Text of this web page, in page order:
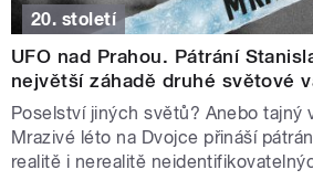
20. století
UFO nad Prahou. Pátrání
největší záhadě druhé světové
Poselství jiných světů? Anebo tajný
Mrazivé léto na Dvojce přináší
realitě i nerealitě